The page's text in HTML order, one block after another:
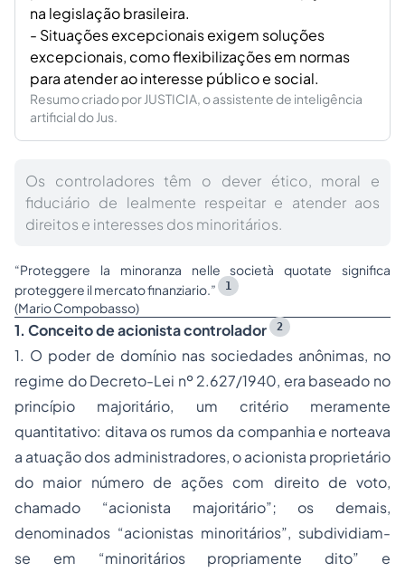
na legislação brasileira.
- Situações excepcionais exigem soluções
excepcionais, como flexibilizações em normas
para atender ao interesse público e social.
Resumo criado por JUSTICIA, o assistente de inteligência
artificial do Jus.
Os controladores têm o dever ético, moral e
fiduciário de lealmente respeitar e atender aos
direitos e interesses dos minoritários.
“Proteggere la minoranza nelle società quotate significa
proteggere il mercato finanziario.”
1
(Mario Compobasso)
1. Conceito de acionista controlador 2
1. O poder de domínio nas sociedades anônimas, no
regime do Decreto-Lei nº 2.627/1940, era baseado no
princípio majoritário, um critério meramente
quantitativo: ditava os rumos da companhia e norteava
a atuação dos administradores, o acionista proprietário
do maior número de ações com direito de voto,
chamado “acionista majoritário”; os demais,
denominados “acionistas minoritários”, subdividiam-
se em “minoritários propriamente dito” e